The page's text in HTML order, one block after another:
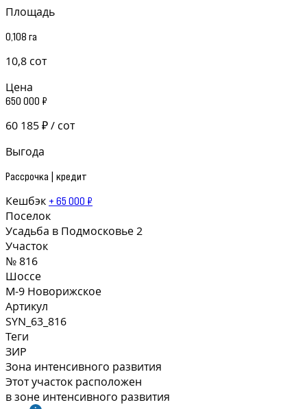
Площадь
0,108 га
10,8 сот
Цена
650 000 ₽
60 185 ₽ / сот
Выгода
Рассрочка | кредит
Кешбэк + 65 000 ₽
Поселок
Усадьба в Подмосковье 2
Участок
№ 816
Шоссе
М-9 Новорижское
Артикул
SYN_63_816
Теги
ЗИР
Зона интенсивного развития
Этот участок расположен
в зоне интенсивного развития